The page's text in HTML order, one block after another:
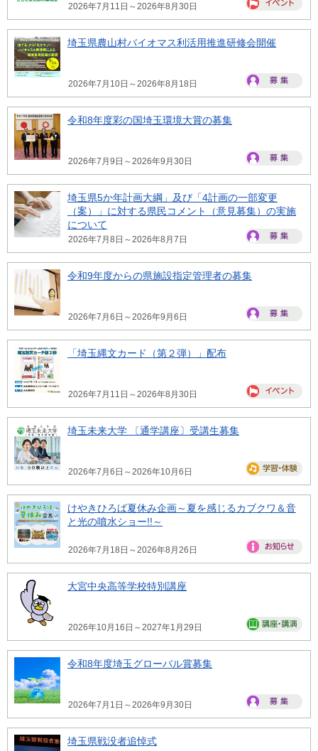
2026年7月11日～2026年8月30日
埼玉県農山村バイオマス利活用推進研修会開催
2026年7月10日～2026年8月18日
令和8年度彩の国埼玉環境大賞の募集
2026年7月9日～2026年9月30日
埼玉県5か年計画大綱」及び「4計画の一部変更
（案）」に対する県民コメント（意見募集）の実施
について
2026年7月8日～2026年8月7日
令和9年度からの県施設指定管理者の募集
2026年7月6日～2026年9月6日
「埼玉縄文カード（第２弾）」配布
2026年7月11日～2026年8月30日
埼玉未来大学 〔通学講座〕受講生募集
2026年7月6日～2026年10月6日
けやきひろば夏休み企画～夏を感じるカブクワ＆音
と光の噴水ショー!!～
2026年7月18日～2026年8月26日
大宮中央高等学校特別講座
2026年10月16日～2027年1月29日
令和8年度埼玉グローバル賞募集
2026年7月1日～2026年9月30日
埼玉県戦没者追悼式